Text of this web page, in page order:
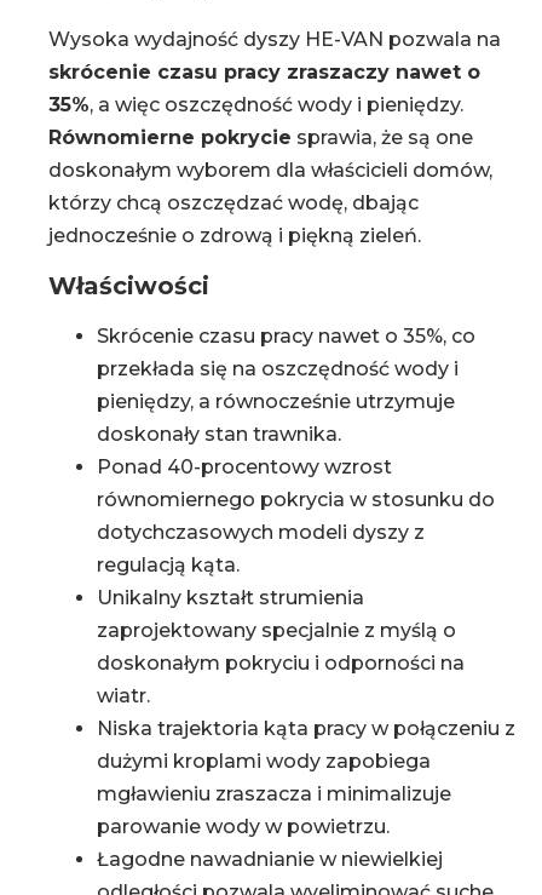
Wysoka wydajność dyszy HE-VAN pozwala na
skrócenie czasu pracy zraszaczy nawet o
35%, a więc oszczędność wody i pieniędzy.
Równomierne pokrycie sprawia, że są one
doskonałym wyborem dla właścicieli domów,
którzy chcą oszczędzać wodę, dbając
jednocześnie o zdrową i piękną zieleń.
Właściwości
Skrócenie czasu pracy nawet o 35%, co
przekłada się na oszczędność wody i
pieniędzy, a równocześnie utrzymuje
doskonały stan trawnika.
Ponad 40-procentowy wzrost
równomiernego pokrycia w stosunku do
dotychczasowych modeli dyszy z
regulacją kąta.
Unikalny kształt strumienia
zaprojektowany specjalnie z myślą o
doskonałym pokryciu i odporności na
wiatr.
Niska trajektoria kąta pracy w połączeniu z
dużymi kroplami wody zapobiega
mgławieniu zraszacza i minimalizuje
parowanie wody w powietrzu.
Łagodne nawadnianie w niewielkiej